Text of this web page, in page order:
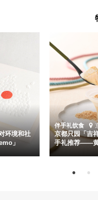
环境和社
」
伴手礼饮食
京都只园「吉
手礼推荐——